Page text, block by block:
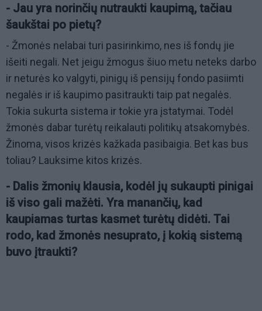
- Jau yra norinčių nutraukti kaupimą, tačiau
šaukštai po pietų?
- Žmonės nelabai turi pasirinkimo, nes iš fondų jie
išeiti negali. Net jeigu žmogus šiuo metu neteks darbo
ir neturės ko valgyti, pinigų iš pensijų fondo pasiimti
negalės ir iš kaupimo pasitraukti taip pat negalės.
Tokia sukurta sistema ir tokie yra įstatymai. Todėl
žmonės dabar turėtų reikalauti politikų atsakomybės.
Žinoma, visos krizės kažkada pasibaigia. Bet kas bus
toliau? Lauksime kitos krizės.
- Dalis žmonių klausia, kodėl jų sukaupti pinigai
iš viso gali mažėti. Yra manančių, kad
kaupiamas turtas kasmet turėtų didėti. Tai
rodo, kad žmonės nesuprato, į kokią sistemą
buvo įtraukti?